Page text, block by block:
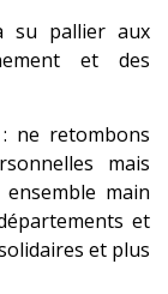
su pallier aux
et des
ne retombons
mais
main
et
et plus